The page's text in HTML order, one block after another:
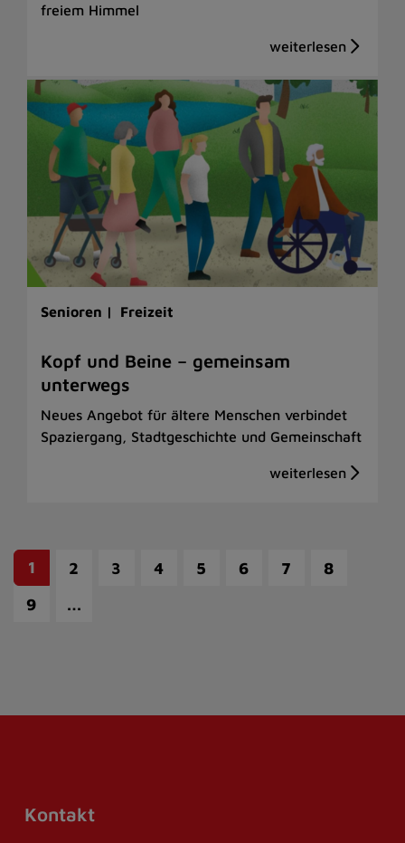
freiem Himmel
Senioren | Freizeit
Kopf und Beine – gemeinsam
unterwegs
Neues Angebot für ältere Menschen verbindet
Spaziergang, Stadtgeschichte und Gemeinschaft
1 2 3 4 5 6 7
8
9
…
Kontakt